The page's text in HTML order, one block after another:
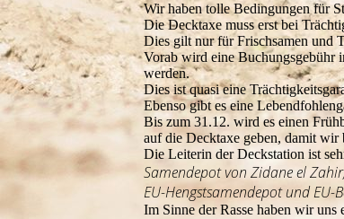
Wir haben tolle Bedingungen für
Die Decktaxe muss erst bei
Dies gilt nur für Frischsamen und
Vorab wird eine Buchungsgebühr
werden.
Dies ist quasi eine
Ebenso gibt es eine
Bis zum 31.12. wird es einen
auf die Decktaxe geben, damit wir
Die Leiterin der Deckstation ist
Samendepot von Zidane el
EU-Hengstsamendepot und EU-
Im Sinne der Rasse haben wir uns